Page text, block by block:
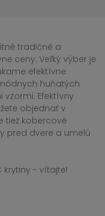
tradičné a
ceny. Veľký výber je
efektívne
huňatých
Efektívny
objednať v
tiež kobercové
pred dvere a umelú
krytiny - vítajte!